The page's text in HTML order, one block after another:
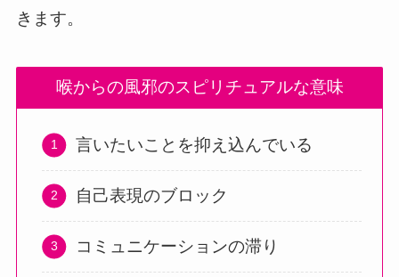
きます。
喉からの風邪のスピリチュアルな意味
言いたいことを抑え込んでいる
自己表現のブロック
コミュニケーションの滞り